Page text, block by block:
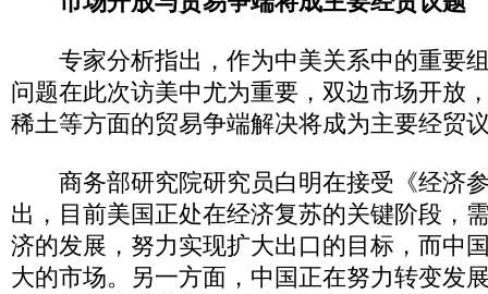
专家分析指出，作为中美关系中的重要
问题在此次访美中尤为重要，双边市场开放
稀土等方面的贸易争端解决将成为主要经贸
商务部研究院研究员白明在接受《经济
出，目前美国正处在经济复苏的关键阶段，
济的发展，努力实现扩大出口的目标，而中
大的市场。另一方面，中国正在努力转变发